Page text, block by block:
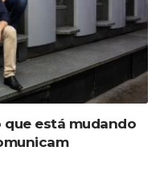
que está mudando